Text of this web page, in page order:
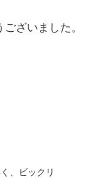
ざいました。
、ビックリ